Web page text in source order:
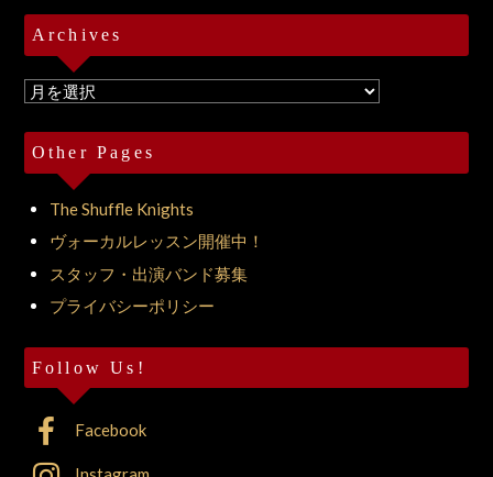
Archives
Archives
Other Pages
The Shuffle Knights
ヴォーカルレッスン開催中！
スタッフ・出演バンド募集
プライバシーポリシー
Follow Us!
Facebook